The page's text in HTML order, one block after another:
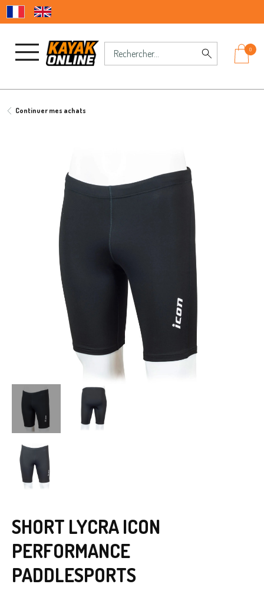
0
Continuer mes achats
SHORT LYCRA ICON
PERFORMANCE
PADDLESPORTS